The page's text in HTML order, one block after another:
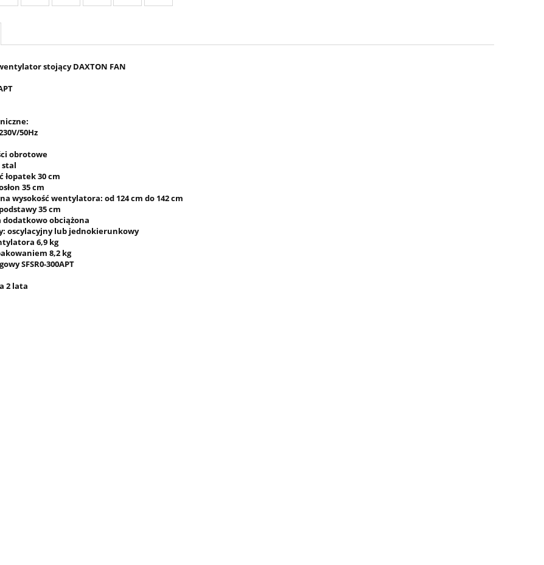
stojący DAXTON FAN
50Hz
obrotowe
stal
łopatek 30 cm
35 cm
wysokość wentylatora: od 124 cm do 142 cm
35 cm
dodatkowo obciążona
oscylacyjny lub jednokierunkowy
6,9 kg
8,2 kg
SFSR0-300APT
2 lata